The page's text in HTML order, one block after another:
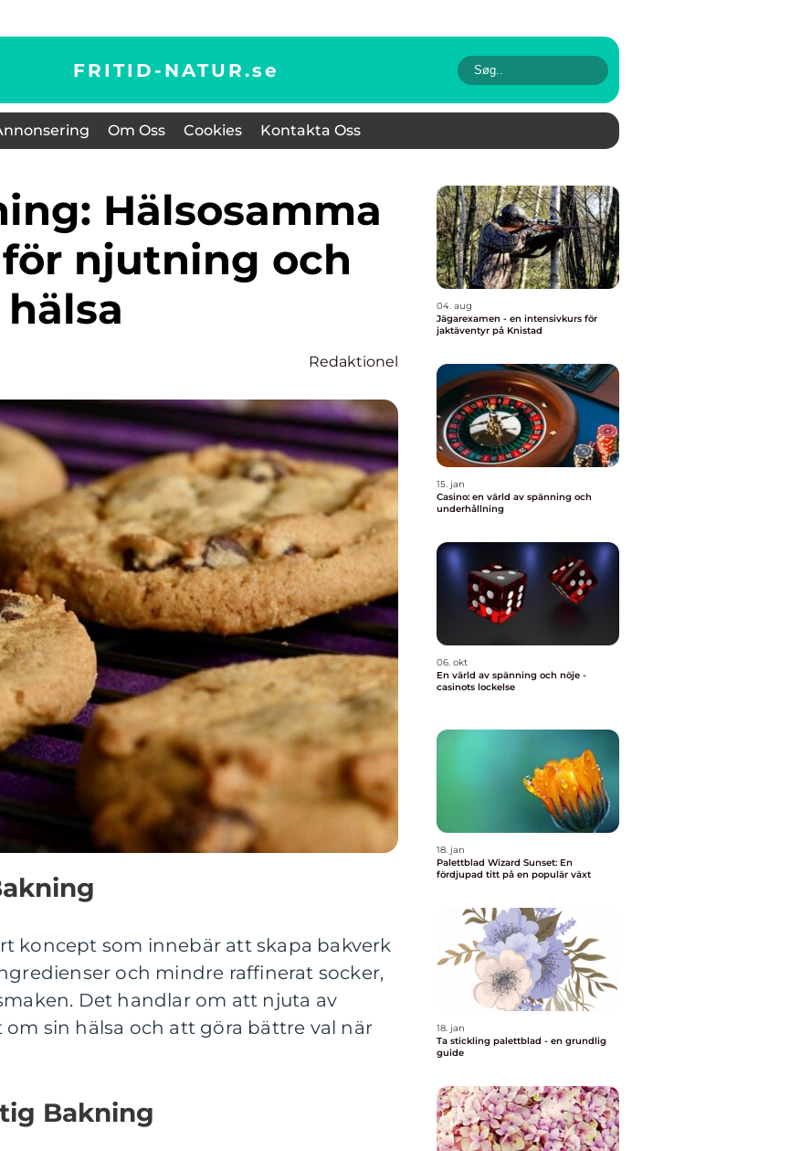
FRITID-NATUR.se
Om Oss Cookies Kontakta Oss
njutning och
hälsa
Redaktionel
koncept som innebär att skapa bakverk
och mindre raffinerat socker,
Det handlar om att njuta av
sin hälsa och att göra bättre val när
Bakning
04. aug
Jägarexamen - en intensivkurs för
jaktäventyr på Knistad
15. jan
Casino: en värld av spänning och
underhållning
06. okt
En värld av spänning och nöje -
casinots lockelse
18. jan
Palettblad Wizard Sunset: En
fördjupad titt på en populär växt
18. jan
Ta stickling palettblad - en grundlig
guide